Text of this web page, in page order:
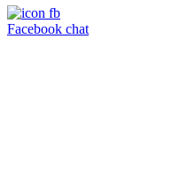
Facebook chat